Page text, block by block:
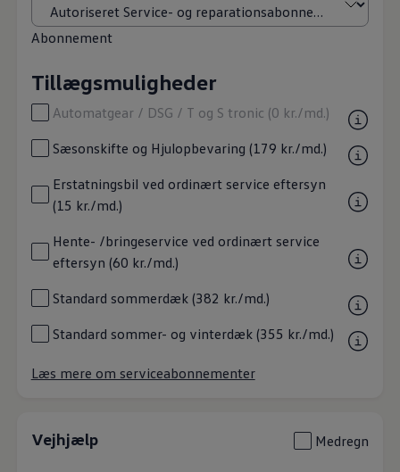
Abonnement
Tillægsmuligheder
Automatgear / DSG / T og S tronic (0 kr./md.)
Sæsonskifte og Hjulopbevaring (179 kr./md.)
Erstatningsbil ved ordinært service eftersyn
(15 kr./md.)
Hente- /bringeservice ved ordinært service
eftersyn (60 kr./md.)
Standard sommerdæk (382 kr./md.)
Standard sommer- og vinterdæk (355 kr./md.)
Læs mere om serviceabonnementer
Vejhjælp Medregn